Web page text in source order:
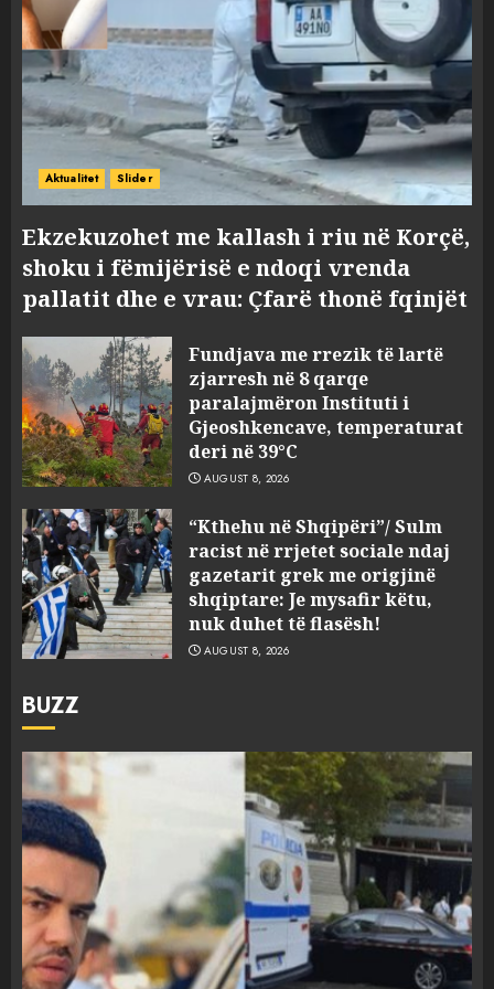
Aktualitet Slider
Ekzekuzohet me kallash i riu në Korçë,
shoku i fëmijërisë e ndoqi vrenda
pallatit dhe e vrau: Çfarë thonë fqinjët
Fundjava me rrezik të lartë
zjarresh në 8 qarqe
paralajmëron Instituti i
Gjeoshkencave, temperaturat
deri në 39°C
AUGUST 8, 2026
“Kthehu në Shqipëri”/ Sulm
racist në rrjetet sociale ndaj
gazetarit grek me origjinë
shqiptare: Je mysafir këtu,
nuk duhet të flasësh!
AUGUST 8, 2026
BUZZ